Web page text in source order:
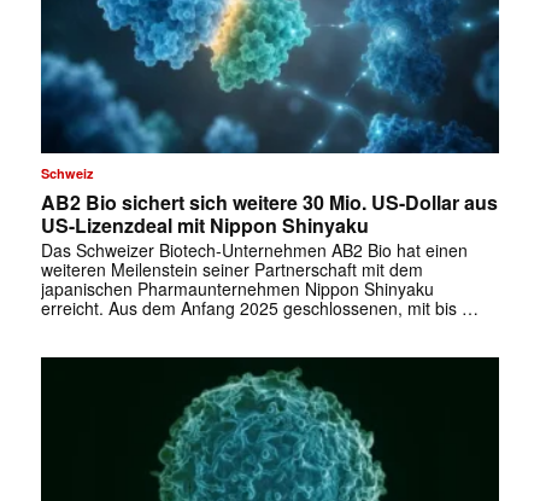
Schweiz
AB2 Bio sichert sich weitere 30 Mio. US-Dollar aus
US-Lizenzdeal mit Nippon Shinyaku
Das Schweizer Biotech-Unternehmen AB2 Bio hat einen
weiteren Meilenstein seiner Partnerschaft mit dem
japanischen Pharmaunternehmen Nippon Shinyaku
erreicht. Aus dem Anfang 2025 geschlossenen, mit bis …